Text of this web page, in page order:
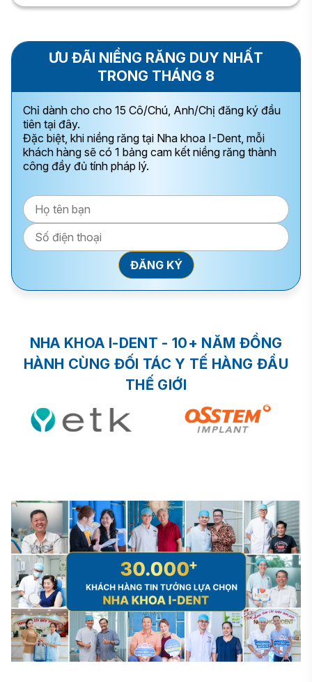
ƯU ĐÃI NIỀNG RĂNG DUY NHẤT
TRONG THÁNG 8
Chỉ dành cho cho 15 Cô/Chú, Anh/Chị đăng ký đầu
tiên tại đây.
Đặc biệt, khi niềng răng tại Nha khoa I-Dent, mỗi
khách hàng sẽ có 1 bảng cam kết niềng răng thành
công đầy đủ tính pháp lý.
NHA KHOA I-DENT - 10+ NĂM ĐỒNG
HÀNH CÙNG ĐỐI TÁC Y TẾ HÀNG ĐẦU
THẾ GIỚI